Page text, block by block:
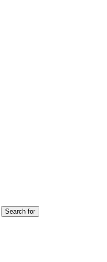
Search for